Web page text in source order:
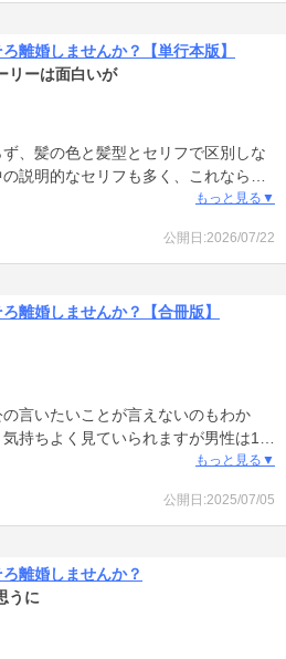
離婚しませんか？【単行本版】
リーは面白いが
、髪の色と髪型とセリフで区別しな
説明的なセリフも多く、これならば
続きを読もうかな、と思っています。
もっと見る▼
公開日:2026/07/22
離婚しませんか？【合冊版】
言いたいことが言えないのもわか
持ちよく見ていられますが男性は10
もっと見る▼
公開日:2025/07/05
離婚しませんか？
うに